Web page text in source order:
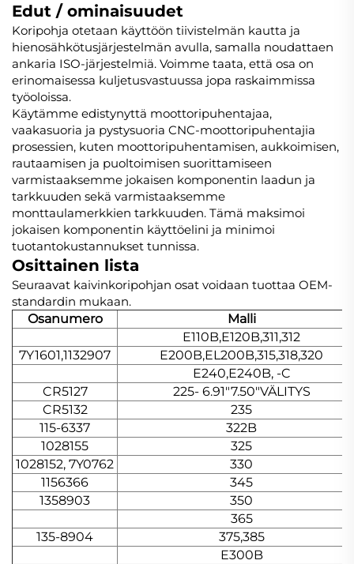
Edut / ominaisuudet
Koripohja otetaan käyttöön tiivistelmän kautta ja
hienosähkötusjärjestelmän avulla, samalla noudattaen
ankaria ISO-järjestelmiä. Voimme taata, että osa on
erinomaisessa kuljetusvastuussa jopa raskaimmissa
työoloissa.
Käytämme edistynyttä moottoripuhentajaa,
vaakasuoria ja pystysuoria CNC-moottoripuhentajia
prosessien, kuten moottoripuhentamisen, aukkoimisen,
rautaamisen ja puoltoimisen suorittamiseen
varmistaaksemme jokaisen komponentin laadun ja
tarkkuuden sekä varmistaaksemme
monttaulamerkkien tarkkuuden. Tämä maksimoi
jokaisen komponentin käyttöelini ja minimoi
tuotantokustannukset tunnissa.
Osittainen lista
Seuraavat kaivinkoripohjan osat voidaan tuottaa OEM-
standardin mukaan.
Osanumero
Malli
E110B,E120B,311,312
7Y1601,1132907
E200B,EL200B,315,318,320
E240,E240B, -C
CR5127
225- 6.91″7.50″VÄLITYS
CR5132
235
115-6337
322B
1028155
325
1028152, 7Y0762
330
1156366
345
1358903
350
365
135-8904
375,385
E300B